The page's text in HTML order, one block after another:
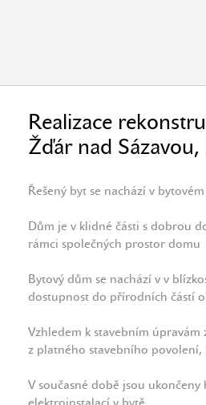
Realizace
Žďár nad
Řešený byt se nachází v
Dům je v klidné části s dobrou
rámci společných prostor domu
Bytový dům se nachází v v
dostupnost do přírodních částí
Vzhledem k stavebním
z platného stavebního povolení,
V současné době jsou